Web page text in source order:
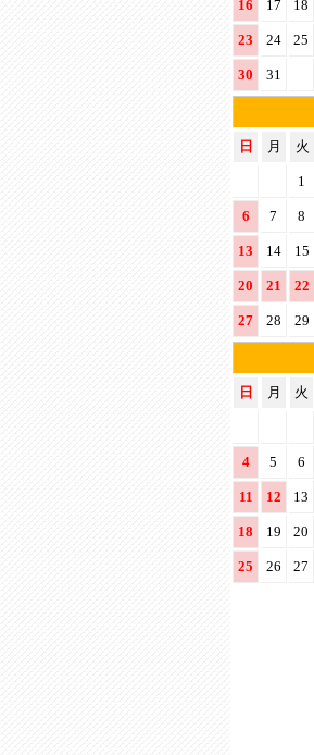
16 17 18
23 24 25
30 31
日 月 火
1
6 7 8
13 14 15
20 21 22
27 28 29
日 月 火
4 5 6
11 12 13
18 19 20
25 26 27